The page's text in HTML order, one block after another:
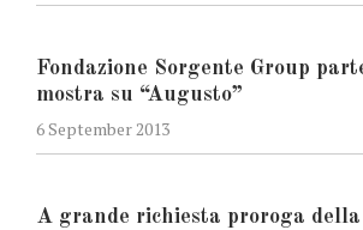
Fondazione Sorgente Group
mostra su “Augusto”
6 September 2013
A grande richiesta proroga